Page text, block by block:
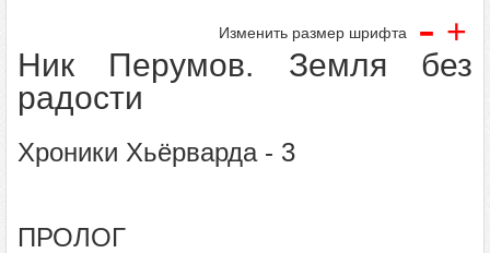
Изменить размер шрифта - +
Ник Перумов. Земля без
радости
Хроники Хьёрварда - 3
ПРОЛОГ